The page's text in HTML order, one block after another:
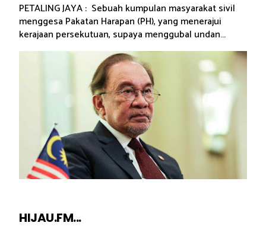
PETALING JAYA : Sebuah kumpulan masyarakat sivil
menggesa Pakatan Harapan (PH), yang menerajui
kerajaan persekutuan, supaya menggubal undan...
HIJAU.FM...